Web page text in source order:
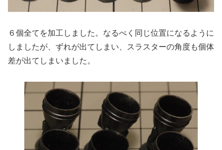
６個全てを加工しました。なるべく同じ位置になるように
しましたが、ずれが出てしまい、スラスターの角度も個体
差が出てしまいました。